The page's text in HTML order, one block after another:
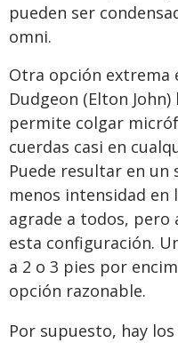
pueden ser
omni.
Otra opción extrema
Dudgeon (Elton
permite colgar
cuerdas casi en
Puede resultar en
menos intensidad en
agrade a todos, pero
esta configuración.
a 2 o 3 pies por
opción razonable.
Por supuesto, hay